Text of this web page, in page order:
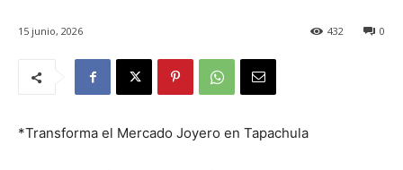
15 junio, 2026 0
432
*Transforma el Mercado Joyero en Tapachula